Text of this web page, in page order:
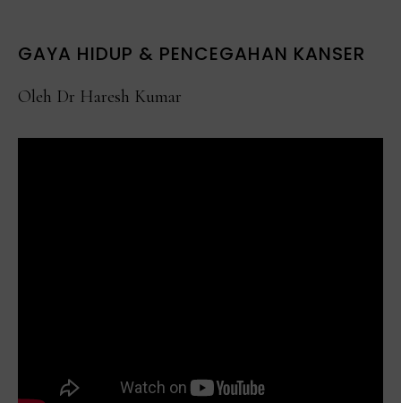
GAYA HIDUP & PENCEGAHAN KANSER
Oleh Dr Haresh Kumar